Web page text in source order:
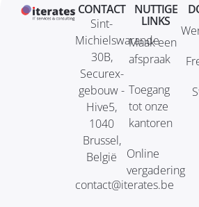
CONTACT
Sint-
Michielswarande
30B,
Securex-
gebouw -
Hive5,
1040
Brussel,
België
contact@iterates.be
NUTTIGE
LINKS
Maak een
afspraak
Toegang
tot onze
kantoren
Online
vergadering